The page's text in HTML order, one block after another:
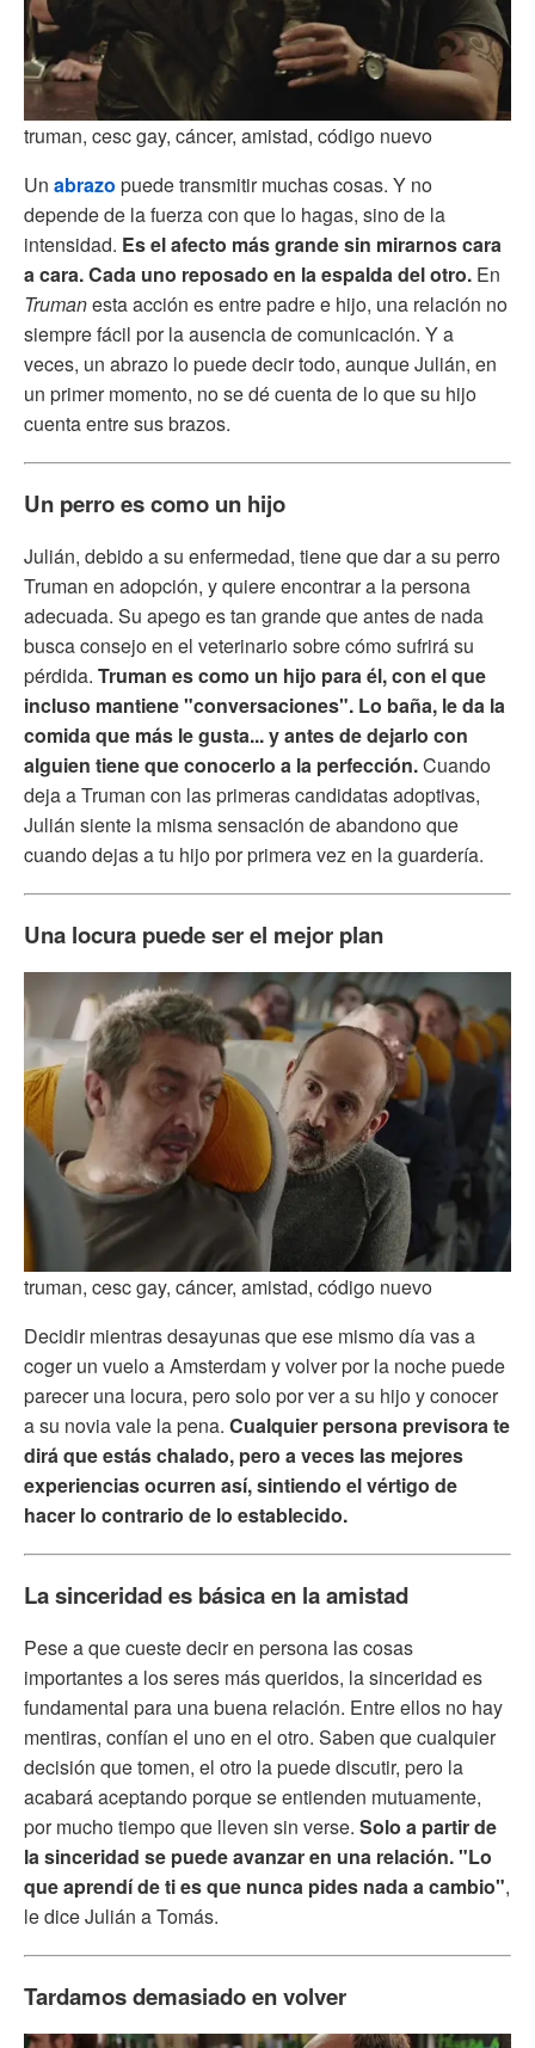
truman, cesc gay, cáncer, amistad, código nuevo
Un abrazo puede transmitir muchas cosas. Y no
depende de la fuerza con que lo hagas, sino de la
intensidad. Es el afecto más grande sin mirarnos cara
a cara. Cada uno reposado en la espalda del otro. En
Trumanesta acción es entre padre e hijo, una relación no
siempre fácil por la ausencia de comunicación. Y a
veces, un abrazo lo puede decir todo, aunque Julián, en
un primer momento, no se dé cuenta de lo que su hijo
cuenta entre sus brazos.
Un perro es como un hijo
Julián, debido a su enfermedad, tiene que dar a su perro
Truman en adopción, y quiere encontrar a la persona
adecuada. Su apego es tan grande que antes de nada
busca consejo en el veterinario sobre cómo sufrirá su
pérdida. Truman es como un hijo para él, con el que
incluso mantiene "conversaciones". Lo baña, le da la
comida que más le gusta... y antes de dejarlo con
alguien tiene que conocerlo a la perfección.Cuando
deja a Truman con las primeras candidatas adoptivas,
Julián siente la misma sensación de abandono que
cuando dejas a tu hijo por primera vez en la guardería.
Una locura puede ser el mejor plan
truman, cesc gay, cáncer, amistad, código nuevo
Decidir mientras desayunas que ese mismo día vas a
coger un vuelo a Amsterdam y volver por la noche puede
parecer una locura, pero solo por ver a su hijo y conocer
a su novia vale la pena. Cualquier persona previsora te
dirá que estás chalado, pero a veces las mejores
experiencias ocurren así, sintiendo el vértigo de
hacer lo contrario de lo establecido.
La sinceridad es básica en la amistad
Pese a que cueste decir en persona las cosas
importantes a los seres más queridos, la sinceridad es
fundamental para una buena relación. Entre ellos no hay
mentiras, confían el uno en el otro. Saben que cualquier
decisión que tomen, el otro la puede discutir, pero la
acabará aceptando porque se entienden mutuamente,
por mucho tiempo que lleven sin verse. Solo a partir de
la sinceridad se puede avanzar en una relación."Lo
que aprendí de ti es que nunca pides nada a cambio",
le dice Julián a Tomás.
Tardamos demasiado en volver